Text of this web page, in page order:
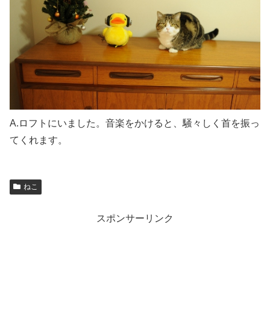
A.ロフトにいました。音楽をかけると、騒々しく首を振っ
てくれます。
ねこ
スポンサーリンク